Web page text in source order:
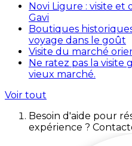
Novi Ligure : visite
Gavi
Boutiques
voyage dans le goût
Visite du marché
Ne ratez pas la visite
vieux marché.
Voir tout
Besoin d'aide pour
expérience ?